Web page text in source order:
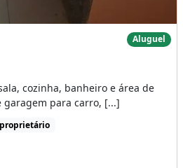
Aluguel
cozinha, banheiro e área de
garagem para carro, [...]